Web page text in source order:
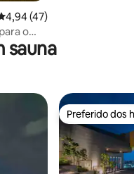
de uma avaliação
4,94 (47)
o
sauna
Preferido dos
Preferido dos